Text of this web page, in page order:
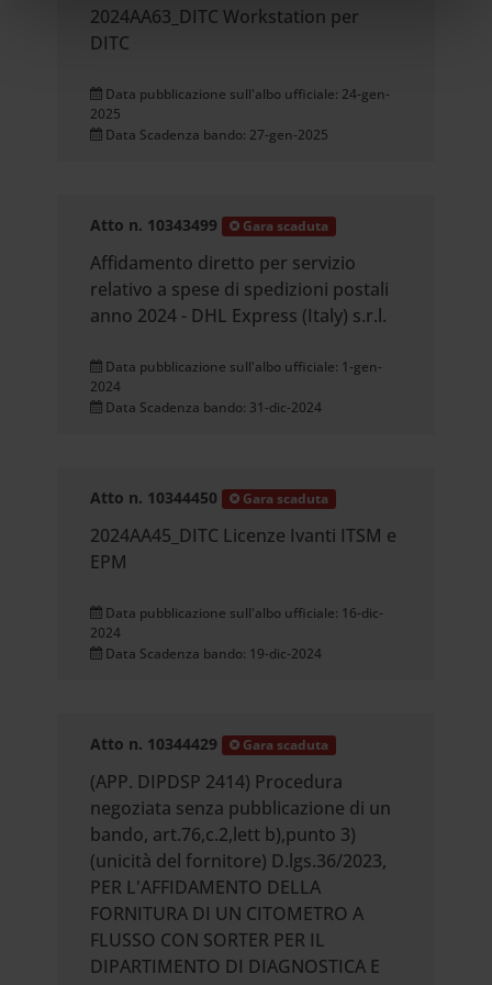
nostri partner che si occupano di analisi dei dati web,
pubblicità e social media, i quali potrebbero combinarle
raccolto dal tuo utilizzo dei loro servizi.
2024AA63_DITC Workstation per
DITC
Data pubblicazione sull'albo ufficiale: 24-gen-
2025
Data Scadenza bando: 27-gen-2025
Atto n. 10343499 Gara scaduta
Affidamento diretto per servizio
relativo a spese di spedizioni postali
anno 2024 - DHL Express (Italy) s.r.l.
Data pubblicazione sull'albo ufficiale: 1-gen-
2024
Data Scadenza bando: 31-dic-2024
Atto n. 10344450 Gara scaduta
2024AA45_DITC Licenze Ivanti ITSM e
EPM
Data pubblicazione sull'albo ufficiale: 16-dic-
2024
Data Scadenza bando: 19-dic-2024
Atto n. 10344429 Gara scaduta
(APP. DIPDSP 2414) Procedura
negoziata senza pubblicazione di un
bando, art.76,c.2,lett b),punto 3)
(unicità del fornitore) D.lgs.36/2023,
PER L'AFFIDAMENTO DELLA
FORNITURA DI UN CITOMETRO A
FLUSSO CON SORTER PER IL
DIPARTIMENTO DI DIAGNOSTICA E